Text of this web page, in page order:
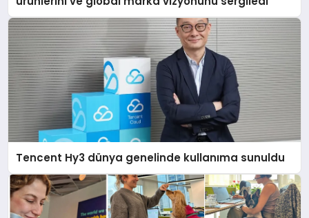
Tencent Hy3 dünya genelinde kullanıma sunuldu